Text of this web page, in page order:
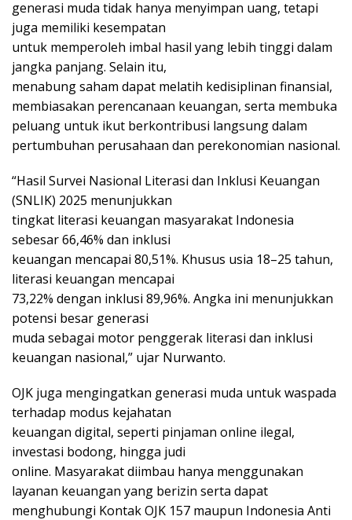
generasi muda tidak hanya menyimpan uang, tetapi
juga memiliki kesempatan
untuk memperoleh imbal hasil yang lebih tinggi dalam
jangka panjang. Selain itu,
menabung saham dapat melatih kedisiplinan finansial,
membiasakan perencanaan keuangan, serta membuka
peluang untuk ikut berkontribusi langsung dalam
pertumbuhan perusahaan dan perekonomian nasional.
“Hasil Survei Nasional Literasi dan Inklusi Keuangan
(SNLIK) 2025 menunjukkan
tingkat literasi keuangan masyarakat Indonesia
sebesar 66,46% dan inklusi
keuangan mencapai 80,51%. Khusus usia 18–25 tahun,
literasi keuangan mencapai
73,22% dengan inklusi 89,96%. Angka ini menunjukkan
potensi besar generasi
muda sebagai motor penggerak literasi dan inklusi
keuangan nasional,” ujar Nurwanto.
OJK juga mengingatkan generasi muda untuk waspada
terhadap modus kejahatan
keuangan digital, seperti pinjaman online ilegal,
investasi bodong, hingga judi
online. Masyarakat diimbau hanya menggunakan
layanan keuangan yang berizin serta dapat
menghubungi Kontak OJK 157 maupun Indonesia Anti